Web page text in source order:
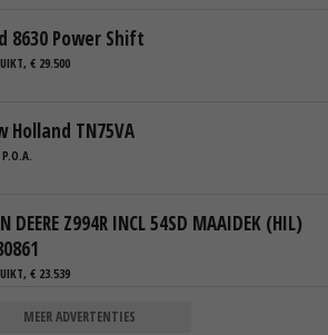
8630 Power Shift
€ 29.500
Holland TN75VA
DEERE Z994R INCL 54SD MAAIDEK (HIL)
€ 23.539
MEER ADVERTENTIES